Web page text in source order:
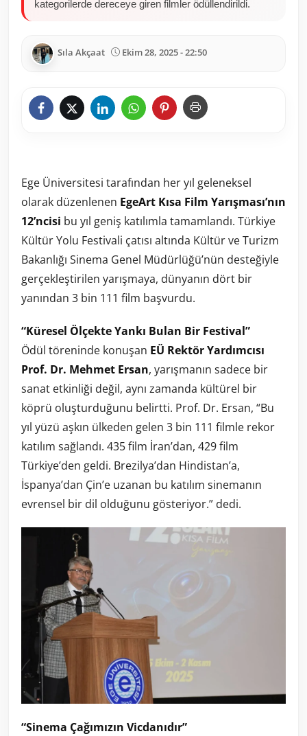
kategorilerde dereceye giren filmler ödüllendirildi.
Sıla Akçaat Ekim 28, 2025 - 22:50
Ege Üniversitesi tarafından her yıl geleneksel
olarak düzenlenen EgeArt Kısa Film Yarışması’nın
12’ncisi bu yıl geniş katılımla tamamlandı. Türkiye
Kültür Yolu Festivali çatısı altında Kültür ve Turizm
Bakanlığı Sinema Genel Müdürlüğü’nün desteğiyle
gerçekleştirilen yarışmaya, dünyanın dört bir
yanından 3 bin 111 film başvurdu.
“Küresel Ölçekte Yankı Bulan Bir Festival”
Ödül töreninde konuşan EÜ Rektör Yardımcısı
Prof. Dr. Mehmet Ersan, yarışmanın sadece bir
sanat etkinliği değil, aynı zamanda kültürel bir
köprü oluşturduğunu belirtti. Prof. Dr. Ersan, “Bu
yıl yüzü aşkın ülkeden gelen 3 bin 111 filmle rekor
katılım sağlandı. 435 film İran’dan, 429 film
Türkiye’den geldi. Brezilya’dan Hindistan’a,
İspanya’dan Çin’e uzanan bu katılım sinemanın
evrensel bir dil olduğunu gösteriyor.” dedi.
“Sinema Çağımızın Vicdanıdır”